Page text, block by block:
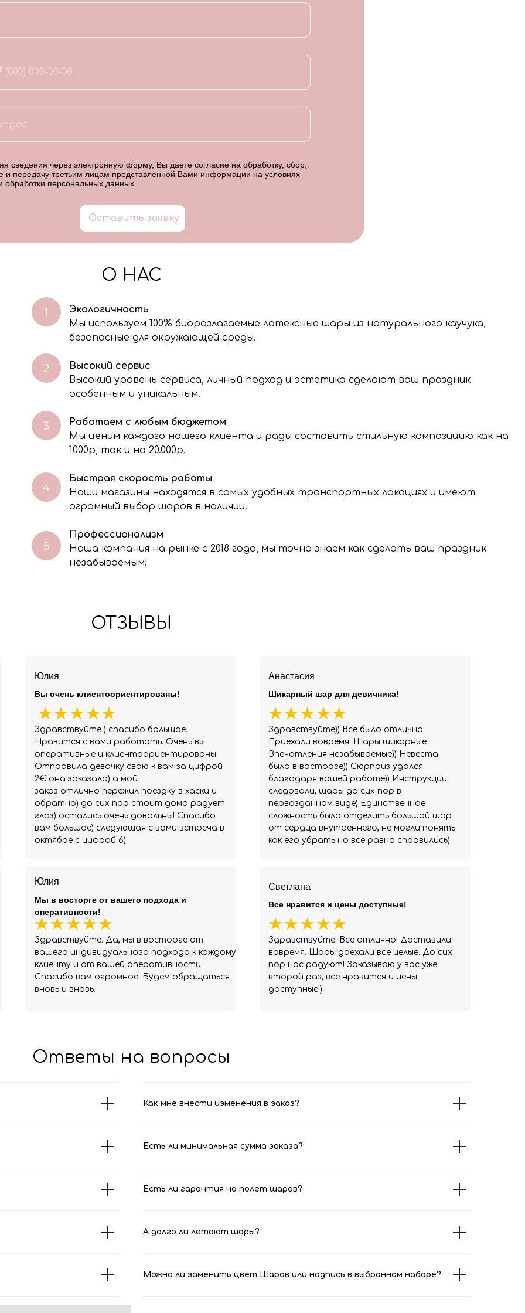
сведения через электронную форму, Вы даете согласие на обработку, сбор,
и передачу третьим лицам представленной Вами информации на условиях
обработки персональных данных.
Оставить заявку
электронную форму, Вы даете согласие на обработку, сбор, хранение и передачу
Вами информации на условиях Политики обработки персональных данных.
О НАС
Экологичность
Мы используем 100% биоразлагаемые латексные шары из натурального каучука,
безопасные для окружающей среды.
Высокий сервис
Высокий уровень сервиса, личный подход и эстетика сделают ваш праздник
особенным и уникальным.
Работаем с любым бюджетом
Мы ценим каждого нашего клиента и рады составить стильную композицию как на
1000р, так и на 20.000р.
Быстрая скорость работы
Наши магазины находятся в самых удобных транспортных локациях и имеют
огромный выбор шаров в наличии.
Профессионализм
Наша компания на рынке с 2018 года, мы точно знаем как сделать ваш праздник
незабываемым!
ОТЗЫВЫ
Юлия
Здравствуйте. Да, мы в восторге от
вашего индивидуального подхода к каждому
клиенту и от вашей оперативности.
Спасибо вам огромное. Будем обращаться
вновь и вновь.
Мы в восторге от вашего подхода и
оперативности!
Светлана
Здравствуйте. Все отлично! Доставили
вовремя. Шары доехали все целые. До сих
пор нас радуют! Заказываю у вас уже
второй раз, все нравится и цены
доступные!)
Все нравится и цены доступные!
Юлия
Здравствуйте ) спасибо большое.
Нравится с вами работать. Очень вы
оперативные и клиентоориентированы.
Отправила девочку свою к вам за цифрой
2€ она заказала) а мой
заказ отлично пережил поездку в хаски и
обратно) до сих пор стоит дома радует
глаз) остались очень довольны! Спасибо
вам большое) следующая с вами встреча в
октябре с цифрой 6)
Вы очень клиентоориентированы!
Анастасия
Здравствуйте)) Все было отлично
Приехали вовремя. Шары шикарные
Впечатления незабываемые)) Невеста
была в восторге)) Сюрприз удался
благодаря вашей работе)) Инструкции
следовали, шары до сих пор в
первозданном виде) Единственное
сложность была отделить большой шар
от сердца внутреннего, не могли понять
как его убрать но все равно справились)
Шикарный шар для девичника!
Ответы на вопросы
Как мне внести изменения в заказ?
Есть ли минимальная сумма заказа?
Есть ли гарантия на полет шаров?
А долго ли летают шары?
Можно ли заменить цвет Шаров или надпись в выбранном наборе?